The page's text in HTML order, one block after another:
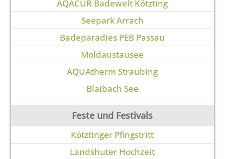
AQACUR Badewelt Kötzting
Seepark Arrach
Badeparadies PEB Passau
Moldaustausee
AQUAtherm Straubing
Blaibach See
Feste und Festivals
Kötztinger Pfingstritt
Landshuter Hochzeit